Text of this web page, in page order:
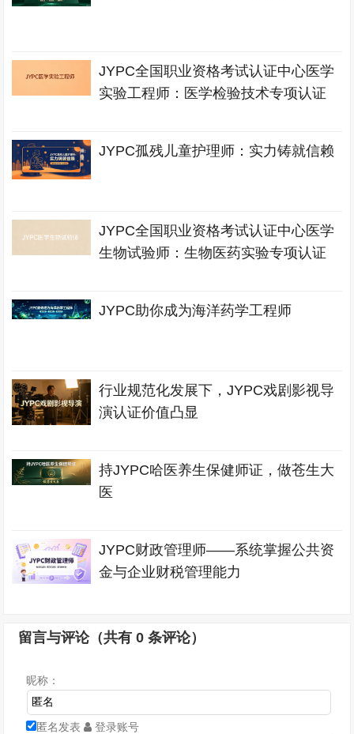
JYPC全国职业资格考试认证中心医学
实验工程师：医学检验技术专项认证
JYPC孤残儿童护理师：实力铸就信赖
JYPC全国职业资格考试认证中心医学
生物试验师：生物医药实验专项认证
JYPC助你成为海洋药学工程师
行业规范化发展下，JYPC戏剧影视导
演认证价值凸显
持JYPC哈医养生保健师证，做苍生大
医
JYPC财政管理师——系统掌握公共资
金与企业财税管理能力
留言与评论（共有0 条评论）
昵称：
匿名发表 登录账号